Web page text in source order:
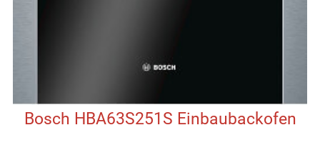
Bosch HBA63S251S Einbaubackofen